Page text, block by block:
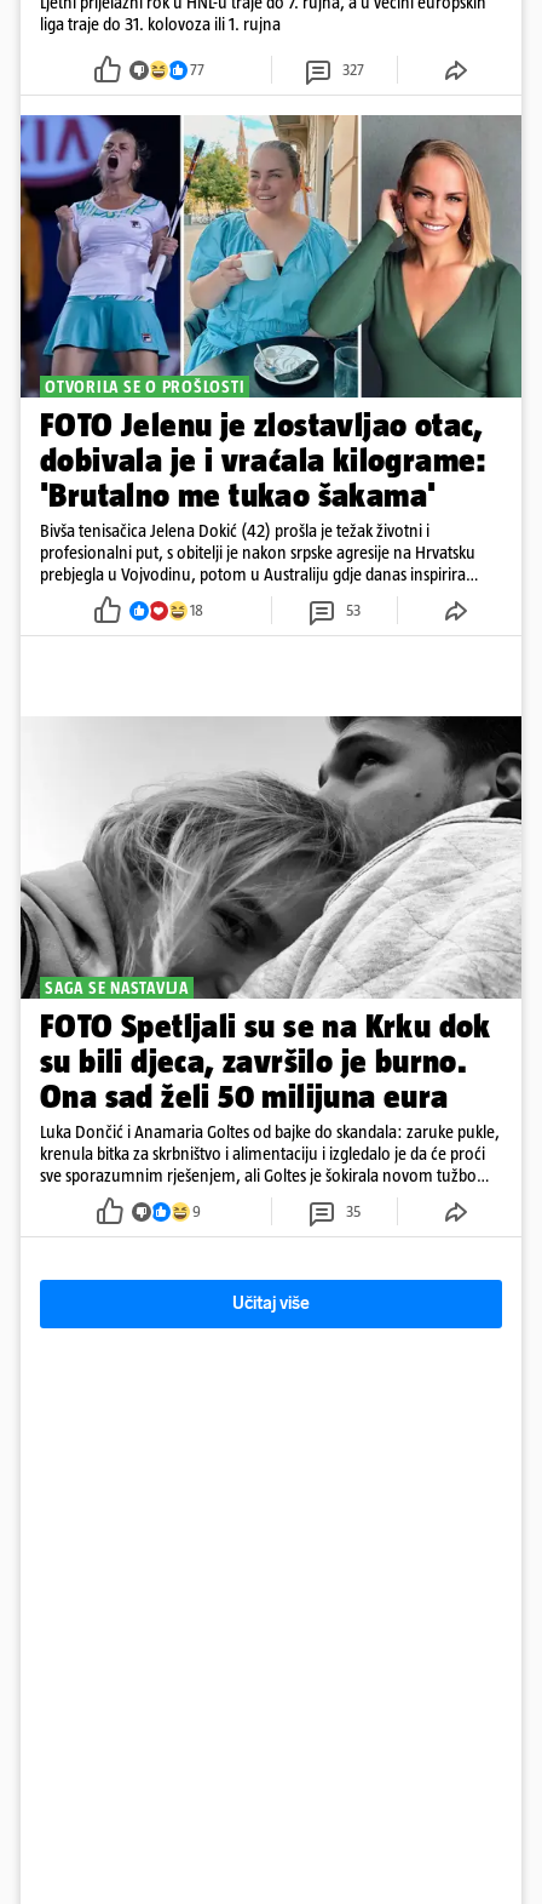
liga traje do 31. kolovoza ili 1. rujna
77 327
OTVORILA SE O PROŠLOSTI
FOTO Jelenu je zlostavljao otac,
dobivala je i vraćala kilograme:
'Brutalno me tukao šakama'
Bivša tenisačica Jelena Dokić (42) prošla je težak životni i
profesionalni put, s obitelji je nakon srpske agresije na Hrvatsku
prebjegla u Vojvodinu, potom u Australiju gdje danas inspirira
18 53
SAGA SE NASTAVLJA
FOTO Spetljali su se na Krku dok
su bili djeca, završilo je burno.
Ona sad želi 50 milijuna eura
Luka Dončić i Anamaria Goltes od bajke do skandala: zaruke pukle,
krenula bitka za skrbništvo i alimentaciju i izgledalo je da će proći
sve sporazumnim rješenjem, ali Goltes je šokirala novom tužbom
u Sloveniji
9 35
Učitaj više